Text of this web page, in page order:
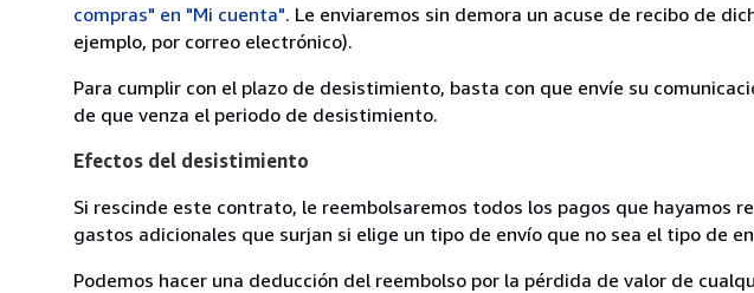
compras" en "Mi cuenta". Le enviaremos sin demora un acuse de recibo de
ejemplo, por correo electrónico).
Para cumplir con el plazo de desistimiento, basta con que envíe su
de que venza el periodo de desistimiento.
Efectos del desistimiento
Si rescinde este contrato, le reembolsaremos todos los pagos que hayamos
gastos adicionales que surjan si elige un tipo de envío que no sea el tipo de
Podemos hacer una deducción del reembolso por la pérdida de valor de